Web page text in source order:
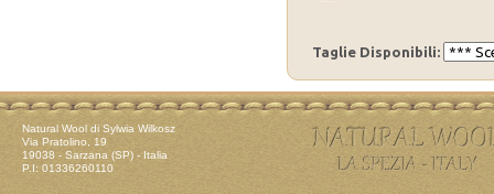
Taglie Disponibili:
Natural Wool di Sylwia Wilkosz
Via Pratolino, 19
19038 - Sarzana (SP) - Italia
P.I: 01336260110